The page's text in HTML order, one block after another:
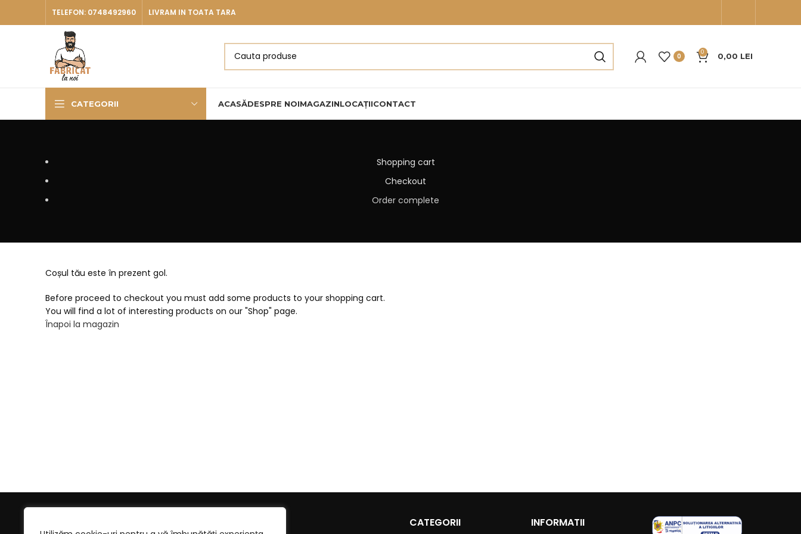
TELEFON: 0748492960 LIVRAM IN TOATA TARA
0
0 0,00 LEI
CATEGORII ACASĂDESPRE NOIMAGAZINLOCAȚIICONTACT
Shopping cart
Checkout
Order complete
Coșul tău este în prezent gol.
Before proceed to checkout you must add some products to your shopping cart.
You will find a lot of interesting products on our "Shop" page.
Înapoi la magazin
Aleea Profesor Ioan Petru Culianu, CATEGORII INFORMATII